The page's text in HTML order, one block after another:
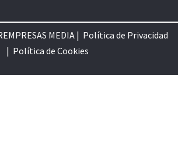
MEDIA | Política de Privacidad
| Política de Cookies